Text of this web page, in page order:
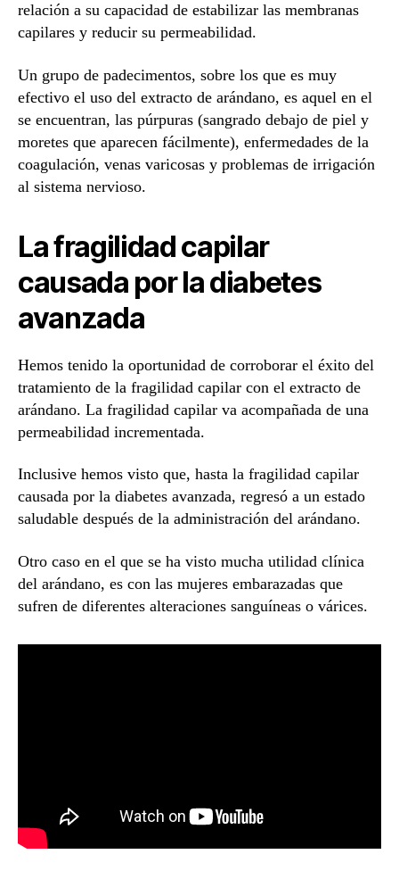
relación a su capacidad de estabilizar las membranas
capilares y reducir su permeabilidad.
Un grupo de padecimentos, sobre los que es muy
efectivo el uso del extracto de arándano, es aquel en el
se encuentran, las púrpuras (sangrado debajo de piel y
moretes que aparecen fácilmente), enfermedades de la
coagulación, venas varicosas y problemas de irrigación
al sistema nervioso.
La fragilidad capilar
causada por la diabetes
avanzada
Hemos tenido la oportunidad de corroborar el éxito del
tratamiento de la fragilidad capilar con el extracto de
arándano. La fragilidad capilar va acompañada de una
permeabilidad incrementada.
Inclusive hemos visto que, hasta la fragilidad capilar
causada por la diabetes avanzada, regresó a un estado
saludable después de la administración del arándano.
Otro caso en el que se ha visto mucha utilidad clínica
del arándano, es con las mujeres embarazadas que
sufren de diferentes alteraciones sanguíneas o várices.